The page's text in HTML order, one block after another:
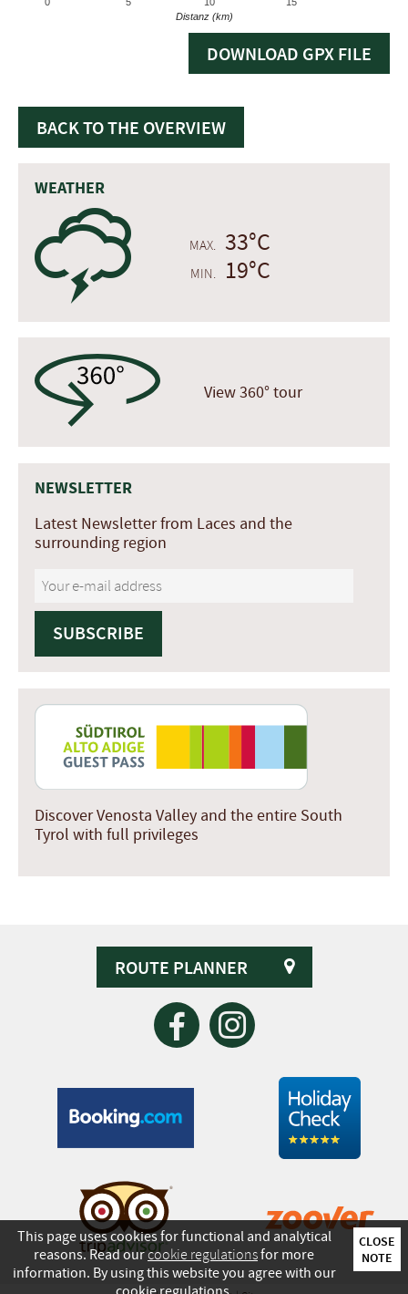
DOWNLOAD GPX FILE
BACK TO THE OVERVIEW
WEATHER
0 MAX. 33°C
MIN. 19°C
View 360° tour
NEWSLETTER
Latest Newsletter from Laces and the
surrounding region
Discover Venosta Valley and the entire South
Tyrol with full privileges
ROUTE PLANNER
This page uses cookies for functional and analytical
reasons. Read ourcookie regulationsfor more
information. By using this website you agree with our
CLOSE
NOTE